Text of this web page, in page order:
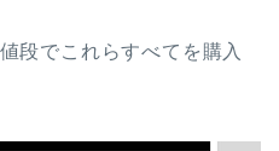
段でこれらすべてを購入